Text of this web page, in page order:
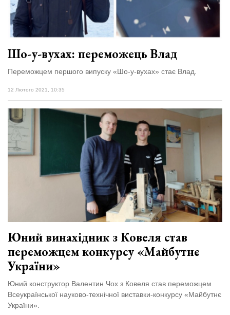
Шо-у-вухах: переможець Влад
Переможцем першого випуску «Шо-у-вухах» стає Влад.
12 Лютого 2021, 10:35
Юний винахідник з Ковеля став
переможцем конкурсу «Майбутнє
України»
Юний конструктор Валентин Чох з Ковеля став переможцем
Всеукраїнської науково-технічної виставки-конкурсу «Майбутнє
України».